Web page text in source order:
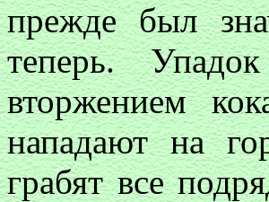
прежде был
теперь.
вторжением
нападают на
грабят все